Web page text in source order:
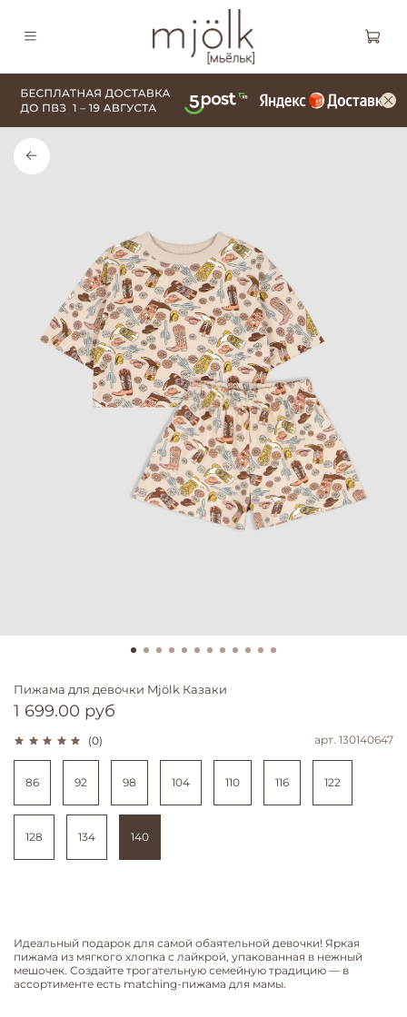
(0) арт. 130140647
Пижама для девочки Mjölk Казаки
1 699.00 руб
86 92 98 104 110 116 122
128 134 140
Идеальный подарок для самой обаятельной девочки! Яркая
пижама из мягкого хлопка с лайкрой, упакованная в нежный
мешочек. Создайте трогательную семейную традицию — в
ассортименте есть matching-пижама для мамы.